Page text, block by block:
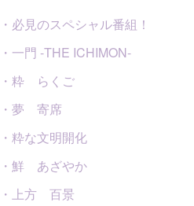
・必見のスペシャル番組！
・一門 -THE ICHIMON-
・粋 らくご
・夢 寄席
・粋な文明開化
・鮮 あざやか
・上方 百景